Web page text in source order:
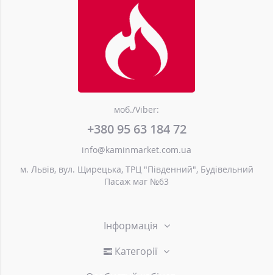
моб./Viber:
+380 95 63 184 72
info@kaminmarket.com.ua
м. Львів, вул. Щирецька, ТРЦ "Південний", Будівельний
Пасаж маг №63
Інформація
Категорії